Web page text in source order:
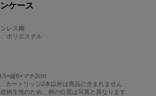
ケース
レス鋼
ポリエステル
縦6×マチ2cm
カートリッジ2本以外は商品に含まれません
柄生地のため、柄の位置は写真と異なります